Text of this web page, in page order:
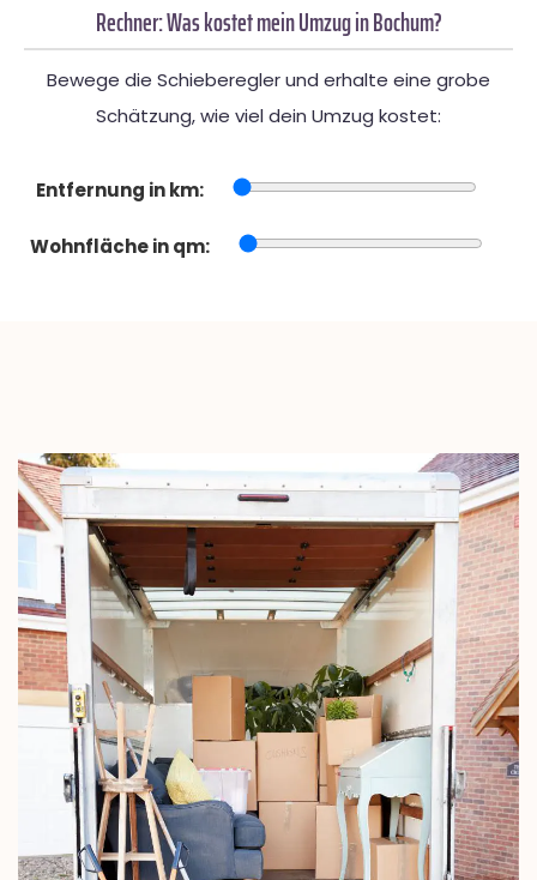
Rechner: Was kostet mein Umzug in Bochum?
Bewege die Schieberegler und erhalte eine grobe
Schätzung, wie viel dein Umzug kostet:
Entfernung in km:
Wohnfläche in qm: